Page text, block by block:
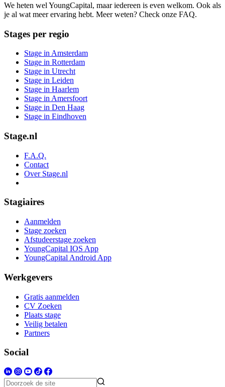
We heten wel YoungCapital, maar iedereen is even welkom. Ook als
je al wat meer ervaring hebt. Meer weten? Check onze FAQ.
Stages per regio
Stage in Amsterdam
Stage in Rotterdam
Stage in Utrecht
Stage in Leiden
Stage in Haarlem
Stage in Amersfoort
Stage in Den Haag
Stage in Eindhoven
Stage.nl
F.A.Q.
Contact
Over Stage.nl
Stagiaires
Aanmelden
Stage zoeken
Afstudeerstage zoeken
YoungCapital IOS App
YoungCapital Android App
Werkgevers
Gratis aanmelden
CV Zoeken
Plaats stage
Veilig betalen
Partners
Social